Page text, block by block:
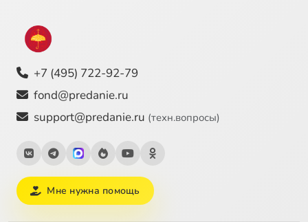
+7 (495) 722-92-79
fond@predanie.ru
support@predanie.ru (техн.вопросы)
Мне нужна помощь